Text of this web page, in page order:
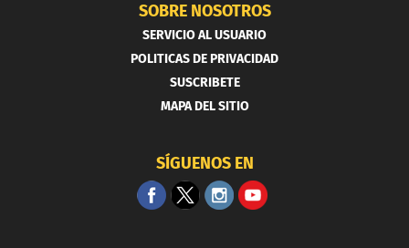
SOBRE NOSOTROS
SERVICIO AL USUARIO
POLITICAS DE PRIVACIDAD
SUSCRIBETE
MAPA DEL SITIO
SÍGUENOS EN